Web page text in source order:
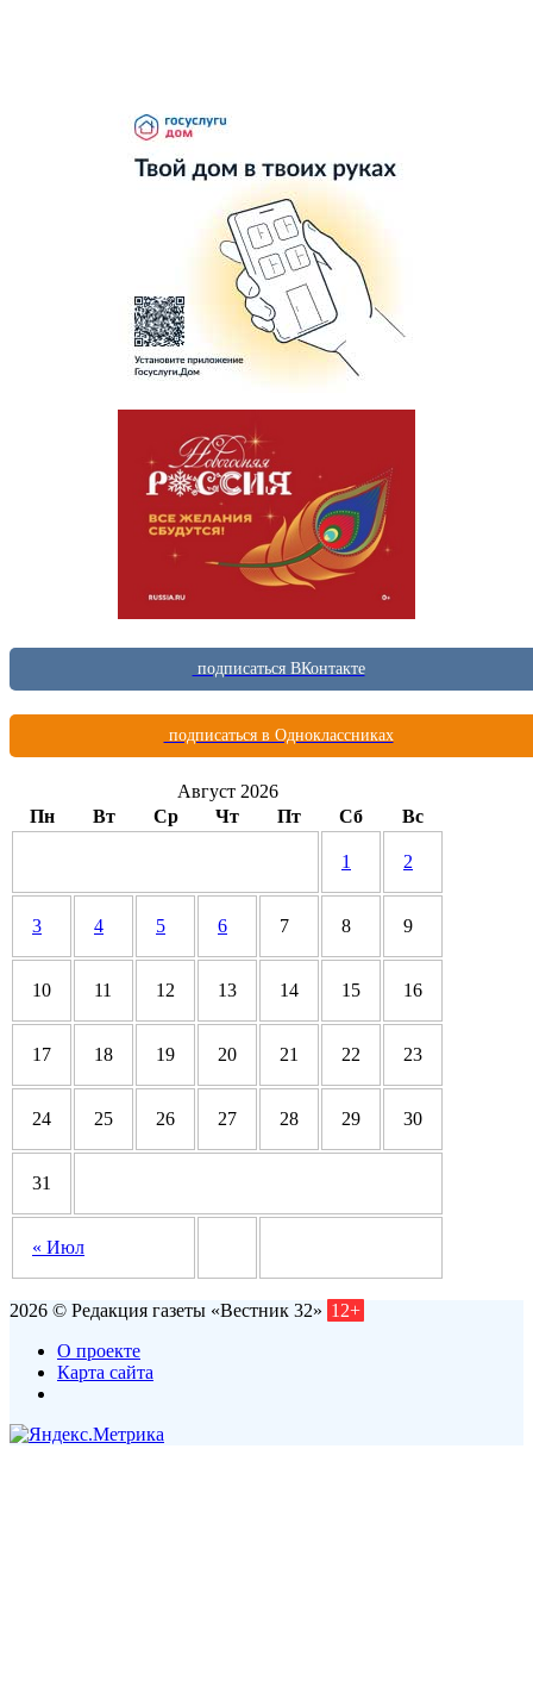
подписаться ВКонтакте
подписаться в Одноклассниках
Август 2026
Пн
Вт Ср Чт Пт Сб Вс
« Июл
1 2
3 4 5 6 7 8 9
10 11 12 13 14 15 16
17 18 19 20 21 22 23
24 25 26 27 28 29 30
31
2026 © Редакция газеты «Вестник 32» 12+
О проекте
Карта сайта